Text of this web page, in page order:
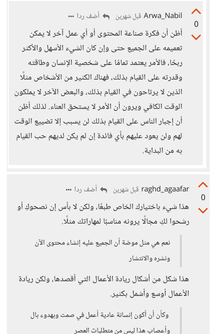
0
Arwa_Nabil قبل شهرين أضف ردا
أظن أن فكرة صناعة المحتوى أو أي عمل آخر لا يمكن
تعميمه على الجميع حتى وإن كان الشيء الأسهل والأكثر
ربحًا، فالأمر يعتمد تمامًا على شخصية الإنسان وطاقته
وقدرته على القيام بذلك، فهناك الكثير من الأشخاص مثلًا
الذين لا يرتاحون في القيام بذلك، والبعض الآخر لا يملكون
الوقت الكافي ويرون أن الأمر لا يستحق العناء. لذلك أظن
أن إجبار الناس على القيام بذلك لن يسبب إلا تضييع الوقت
لهم ولن يعود عليهم بأي فائدة إن لم يكن لديهم حب القيام
به من البداية.
0
raghd_agaafar قبل شهرين أضف ردا
هذا شيء باختيارك الخاص طبعًا، ولكن لا بأس إن نصحوكِ أو
رشحوا لكِ مجالًا يرونه مناسبًا لمهاراتك مثلًا.
نعم هي مثل موضة أن الجميع عليه إنشاء محتوى الآن
ونشره والانتشار
هذا شكل من أشكال ريادة الأعمال التي أقصدها، ولكن ريادة
الأعمال أوسع وأشمل بكثير.
وكأن أن أكون إنسانة عادية أعمل في صمت وبهدوء بال
وأعصاب هذا ليس من متطلبات العصر